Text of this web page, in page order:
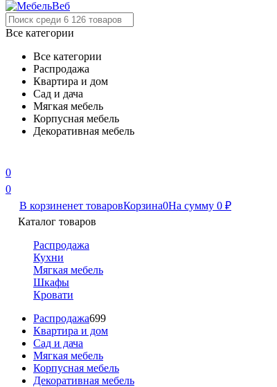
Все категории
Все категории
Распродажа
Квартира и дом
Сад и дача
Мягкая мебель
Корпусная мебель
Декоративная мебель
0
0
В корзиненет товаровКорзина0На сумму 0 ₽
Каталог товаров
Распродажа
Кухни
Мягкая мебель
Шкафы
Кровати
Распродажа699
Квартира и дом
Сад и дача
Мягкая мебель
Корпусная мебель
Декоративная мебель